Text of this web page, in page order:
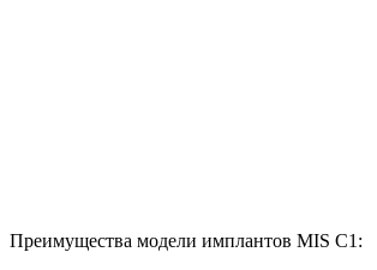
Преимущества модели имплантов MIS C1: